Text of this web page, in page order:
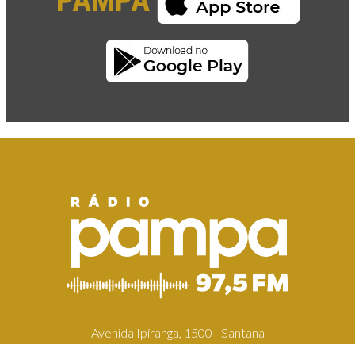
Avenida Ipiranga, 1500 - Santana